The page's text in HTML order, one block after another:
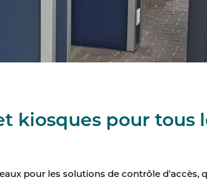
kiosques pour tous
pour les solutions de contrôle d'accès,